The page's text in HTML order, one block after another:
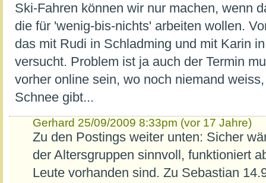
Ski-Fahren können wir nur machen, wenn
die für 'wenig-bis-nichts' arbeiten wollen.
das mit Rudi in Schladming und mit Karin
versucht. Problem ist ja auch der Termin
vorher online sein, wo noch niemand
Schnee gibt...
Gerhard 25/09/2009 8:33pm (vor 17 Jahre)
Zu den Postings weiter unten: Sicher
der Altersgruppen sinnvoll, funktioniert
Leute vorhanden sind. Zu Sebastian